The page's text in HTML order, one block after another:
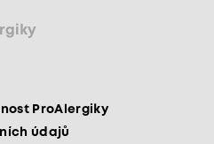
ProAlergiky
údajů